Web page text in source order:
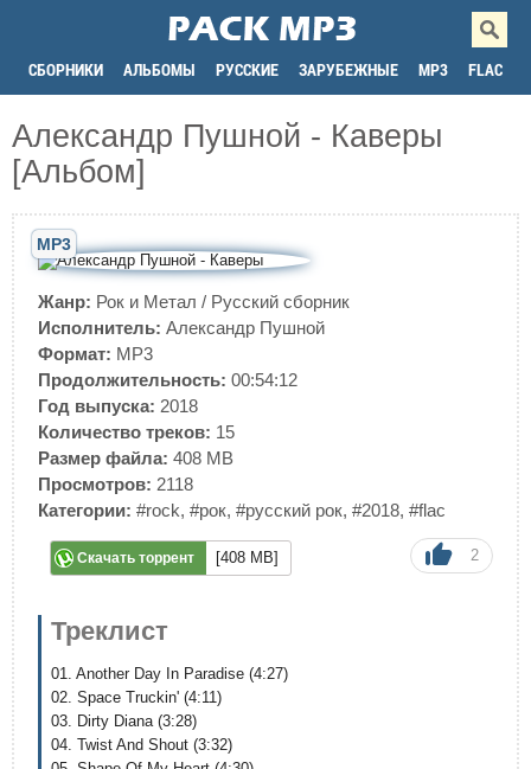
СБОРНИКИ АЛЬБОМЫ РУССКИЕ ЗАРУБЕЖНЫЕ MP3 FLAC
Александр Пушной - Каверы
[Альбом]
MP3
Жанр: Рок и Метал / Русский сборник
Исполнитель: Александр Пушной
Формат: MP3
Продолжительность: 00:54:12
Год выпуска: 2018
Количество треков: 15
Размер файла: 408 MB
Просмотров: 2118
Категории: #rock, #рок, #русский рок, #2018, #flac
Скачать торрент [408 MB] 2
Треклист
01. Another Day In Paradise (4:27)
02. Space Truckin' (4:11)
03. Dirty Diana (3:28)
04. Twist And Shout (3:32)